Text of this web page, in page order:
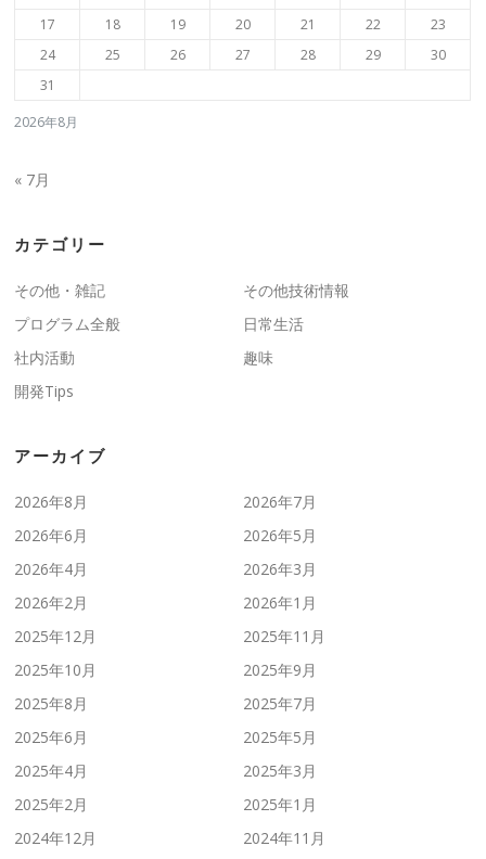
2026年8月
17
18 19 20 21 22
23
24
25 26 27 28 29
30
31
« 7月
カテゴリー
その他・雑記
その他技術情報
プログラム全般
日常生活
社内活動
趣味
開発Tips
アーカイブ
2026年8月
2026年7月
2026年6月
2026年5月
2026年4月
2026年3月
2026年2月
2026年1月
2025年12月
2025年11月
2025年10月
2025年9月
2025年8月
2025年7月
2025年6月
2025年5月
2025年4月
2025年3月
2025年2月
2025年1月
2024年12月
2024年11月